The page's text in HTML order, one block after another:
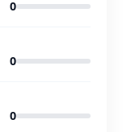
0
0
0